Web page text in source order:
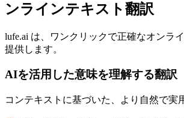
ンラインテキスト翻訳
lufe.ai は、ワンクリックで正確なオンラ
提供します。
AIを活用した意味を理解する翻訳
コンテキストに基づいた、より自然で実